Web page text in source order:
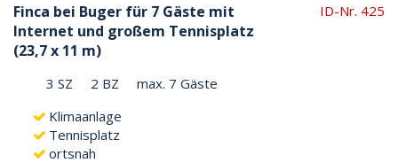
Finca bei Buger für 7 Gäste mit
Internet und großem Tennisplatz
(23,7 x 11 m)
ID-Nr. 425
3 SZ 2 BZ
max. 7 Gäste
Klimaanlage
Tennisplatz
ortsnah